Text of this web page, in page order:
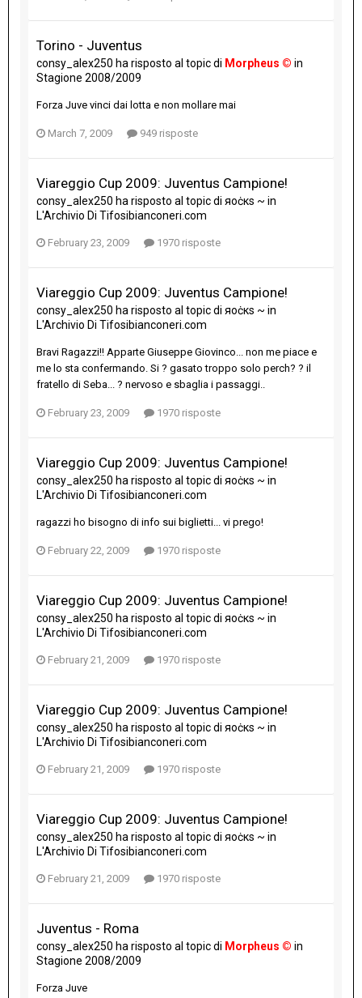
Torino - Juventus
consy_alex250 ha risposto al topic di Morpheus © in
Stagione 2008/2009
Forza Juve vinci dai lotta e non mollare mai
March 7, 2009 949 risposte
Viareggio Cup 2009: Juventus Campione!
consy_alex250 ha risposto al topic di яoċкs ~ in
L'Archivio Di Tifosibianconeri.com
February 23, 2009 1970 risposte
Viareggio Cup 2009: Juventus Campione!
consy_alex250 ha risposto al topic di яoċкs ~ in
L'Archivio Di Tifosibianconeri.com
Bravi Ragazzi!! Apparte Giuseppe Giovinco... non me piace e
me lo sta confermando. Si ? gasato troppo solo perch? ? il
fratello di Seba... ? nervoso e sbaglia i passaggi..
February 23, 2009 1970 risposte
Viareggio Cup 2009: Juventus Campione!
consy_alex250 ha risposto al topic di яoċкs ~ in
L'Archivio Di Tifosibianconeri.com
ragazzi ho bisogno di info sui biglietti... vi prego!
February 22, 2009 1970 risposte
Viareggio Cup 2009: Juventus Campione!
consy_alex250 ha risposto al topic di яoċкs ~ in
L'Archivio Di Tifosibianconeri.com
February 21, 2009 1970 risposte
Viareggio Cup 2009: Juventus Campione!
consy_alex250 ha risposto al topic di яoċкs ~ in
L'Archivio Di Tifosibianconeri.com
February 21, 2009 1970 risposte
Viareggio Cup 2009: Juventus Campione!
consy_alex250 ha risposto al topic di яoċкs ~ in
L'Archivio Di Tifosibianconeri.com
February 21, 2009 1970 risposte
Juventus - Roma
consy_alex250 ha risposto al topic di Morpheus © in
Stagione 2008/2009
Forza Juve